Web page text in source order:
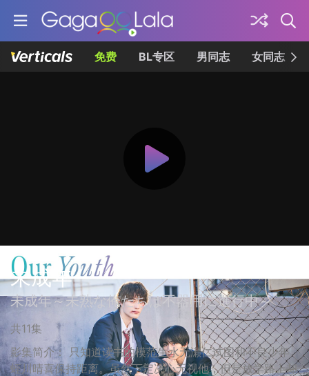
免费 BL专区 男同志 女同志
未成年
未成年～未熟な俺たちは不器用に進行中～
共11集
影集简介： 只知道读书的模范生水无瀬仁试图和不良少年
蛭川晴喜保持距离。虽然下定决心无视他，但是放学路上却